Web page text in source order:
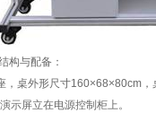
构与配备：
桌外形尺寸160×68×80cm
示屏立在电源控制柜上。